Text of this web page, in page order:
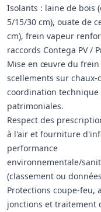
Isolants : laine de bois
5/15/30 cm), ouate de
cm), frein vapeur
raccords Contega PV /
Mise en œuvre du frein
scellements sur
coordination
patrimoniales.
Respect des
à l'air et fourniture
performance
environnementale/
(classement ou
Protections coupe‑feu,
jonctions et traitement